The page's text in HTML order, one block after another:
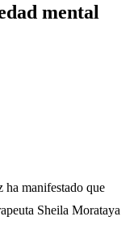
mental
ha manifestado que
Sheila Morataya